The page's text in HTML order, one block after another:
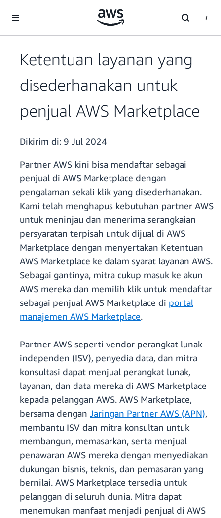
Ketentuan layanan yang
disederhanakan untuk
penjual AWS Marketplace
Dikirim di: 9 Jul 2024
Partner AWS kini bisa mendaftar sebagai
penjual di AWS Marketplace dengan
pengalaman sekali klik yang disederhanakan.
Kami telah menghapus kebutuhan partner AWS
untuk meninjau dan menerima serangkaian
persyaratan terpisah untuk dijual di AWS
Marketplace dengan menyertakan Ketentuan
AWS Marketplace ke dalam syarat layanan AWS.
Sebagai gantinya, mitra cukup masuk ke akun
AWS mereka dan memilih klik untuk mendaftar
sebagai penjual AWS Marketplace di portal
manajemen AWS Marketplace.
Partner AWS seperti vendor perangkat lunak
independen (ISV), penyedia data, dan mitra
konsultasi dapat menjual perangkat lunak,
layanan, dan data mereka di AWS Marketplace
kepada pelanggan AWS. AWS Marketplace,
bersama dengan Jaringan Partner AWS (APN),
membantu ISV dan mitra konsultan untuk
membangun, memasarkan, serta menjual
penawaran AWS mereka dengan menyediakan
dukungan bisnis, teknis, dan pemasaran yang
bernilai. AWS Marketplace tersedia untuk
pelanggan di seluruh dunia. Mitra dapat
menemukan manfaat menjadi penjual di AWS